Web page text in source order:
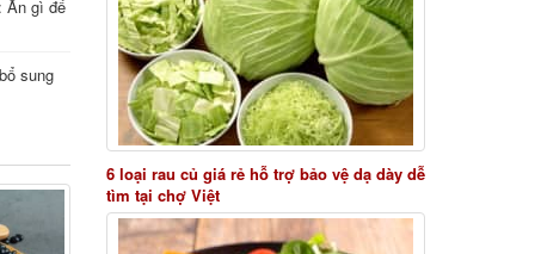
Ăn gì để
sung
6 loại rau củ giá rẻ hỗ trợ bảo vệ dạ dày dễ
tìm tại chợ Việt